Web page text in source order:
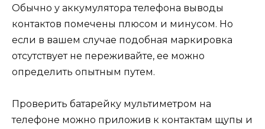
Обычно у аккумулятора телефона выводы
контактов помечены плюсом и минусом. Но
если в вашем случае подобная маркировка
отсутствует не переживайте, ее можно
определить опытным путем.
Проверить батарейку мультиметром на
телефоне можно приложив к контактам щупы и